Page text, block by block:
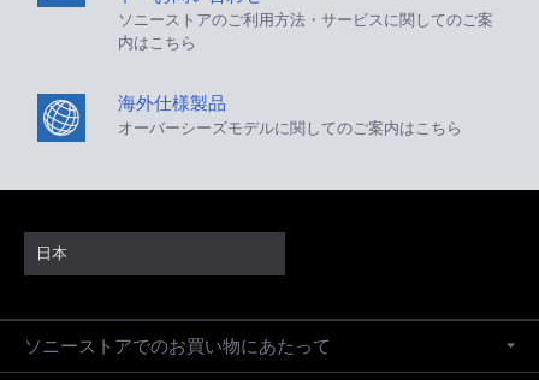
ソニーストアのご利用方法・サービスに関してのご案
内はこちら
海外仕様製品
オーバーシーズモデルに関してのご案内はこちら
日本
ソニーストアでのお買い物にあたって